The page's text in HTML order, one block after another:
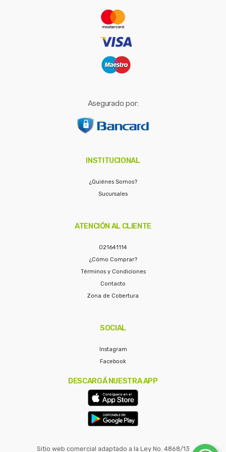
Asegurado por:
INSTITUCIONAL
¿Quiénes Somos?
Sucursales
ATENCIÓN AL CLIENTE
021641114
¿Cómo Comprar?
Términos y Condiciones
Contacto
Zona de Cobertura
SOCIAL
Instagram
Facebook
DESCARGÁ NUESTRA APP
Sitio web comercial adaptado a la Ley No. 4868/13